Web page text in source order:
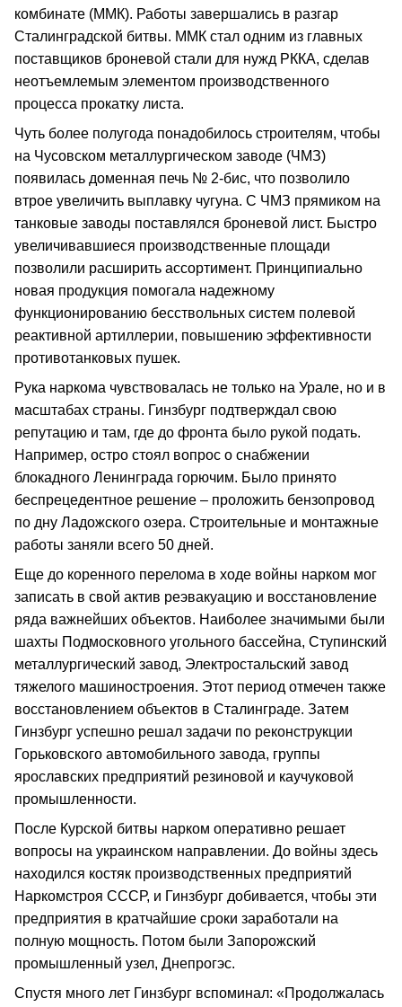
комбинате (ММК). Работы завершались в разгар
Сталинградской битвы. ММК стал одним из главных
поставщиков броневой стали для нужд РККА, сделав
неотъемлемым элементом производственного
процесса прокатку листа.
Чуть более полугода понадобилось строителям, чтобы
на Чусовском металлургическом заводе (ЧМЗ)
появилась доменная печь № 2-бис, что позволило
втрое увеличить выплавку чугуна. С ЧМЗ прямиком на
танковые заводы поставлялся броневой лист. Быстро
увеличивавшиеся производственные площади
позволили расширить ассортимент. Принципиально
новая продукция помогала надежному
функционированию бесствольных систем полевой
реактивной артиллерии, повышению эффективности
противотанковых пушек.
Рука наркома чувствовалась не только на Урале, но и в
масштабах страны. Гинзбург подтверждал свою
репутацию и там, где до фронта было рукой подать.
Например, остро стоял вопрос о снабжении
блокадного Ленинграда горючим. Было принято
беспрецедентное решение – проложить бензопровод
по дну Ладожского озера. Строительные и монтажные
работы заняли всего 50 дней.
Еще до коренного перелома в ходе войны нарком мог
записать в свой актив реэвакуацию и восстановление
ряда важнейших объектов. Наиболее значимыми были
шахты Подмосковного угольного бассейна, Ступинский
металлургический завод, Электростальский завод
тяжелого машиностроения. Этот период отмечен также
восстановлением объектов в Сталинграде. Затем
Гинзбург успешно решал задачи по реконструкции
Горьковского автомобильного завода, группы
ярославских предприятий резиновой и каучуковой
промышленности.
После Курской битвы нарком оперативно решает
вопросы на украинском направлении. До войны здесь
находился костяк производственных предприятий
Наркомстроя СССР, и Гинзбург добивается, чтобы эти
предприятия в кратчайшие сроки заработали на
полную мощность. Потом были Запорожский
промышленный узел, Днепрогэс.
Спустя много лет Гинзбург вспоминал: «Продолжалась